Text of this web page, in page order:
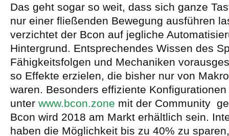
Das geht sogar so weit, dass sich ganze
nur einer fließenden Bewegung ausführen
verzichtet der Bcon auf jegliche
Hintergrund. Entsprechendes Wissen des
Fähigkeitsfolgen und Mechaniken
so Effekte erzielen, die bisher nur von
waren. Besonders effiziente
unter www.bcon.zone mit der Community
Bcon wird 2018 am Markt erhältlich sein.
haben die Möglichkeit bis zu 40% zu